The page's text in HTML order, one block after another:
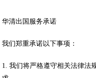
华清出国服务承诺
我们郑重承诺以下事项：
1. 我们将严格遵守相关法律法